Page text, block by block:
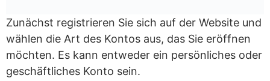
Zunächst registrieren Sie sich auf der Website und
wählen die Art des Kontos aus, das Sie eröffnen
möchten. Es kann entweder ein persönliches oder
geschäftliches Konto sein.